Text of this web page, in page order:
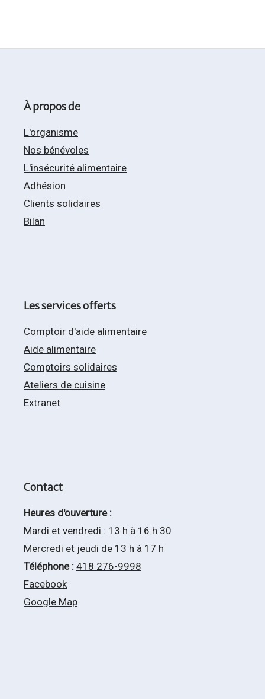
À propos de
L'organisme
Nos bénévoles
L'insécurité alimentaire
Adhésion
Clients solidaires
Bilan
Les services offerts
Comptoir d'aide alimentaire
Aide alimentaire
Comptoirs solidaires
Ateliers de cuisine
Extranet
Contact
Heures d'ouverture :
Mardi et vendredi : 13 h à 16 h 30
Mercredi et jeudi de 13 h à 17 h
Téléphone : 418 276-9998
Facebook
Google Map